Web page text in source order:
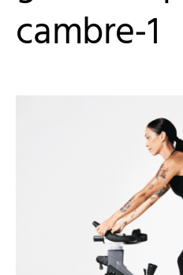
cambre-1